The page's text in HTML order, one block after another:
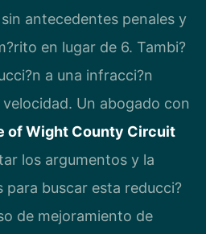
antecedentes penales y
en lugar de 6. Tambi?
a una infracci?n
Un abogado con
of Wight County Circuit
los argumentos y la
para buscar esta reducci?
de mejoramiento de